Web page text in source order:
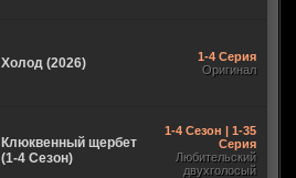
Холод (2026)
1-4 Серия
Оригинал
Клюквенный щербет
(1-4 Сезон)
1-4 Сезон | 1-35
Серия
Любительский
двухголосый